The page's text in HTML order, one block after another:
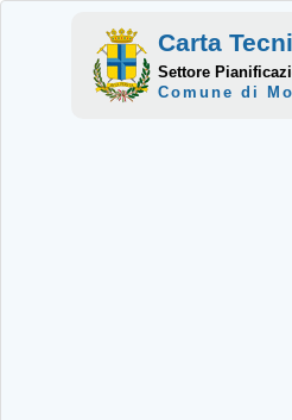
Carta
Settore
Comune di